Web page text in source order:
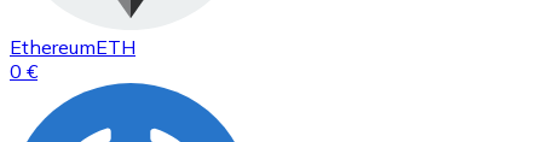
EthereumETH
0 €